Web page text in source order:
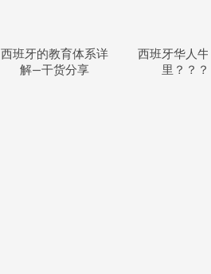
西班牙的教育体系详
解—干货分享
西班牙华人
里？？？